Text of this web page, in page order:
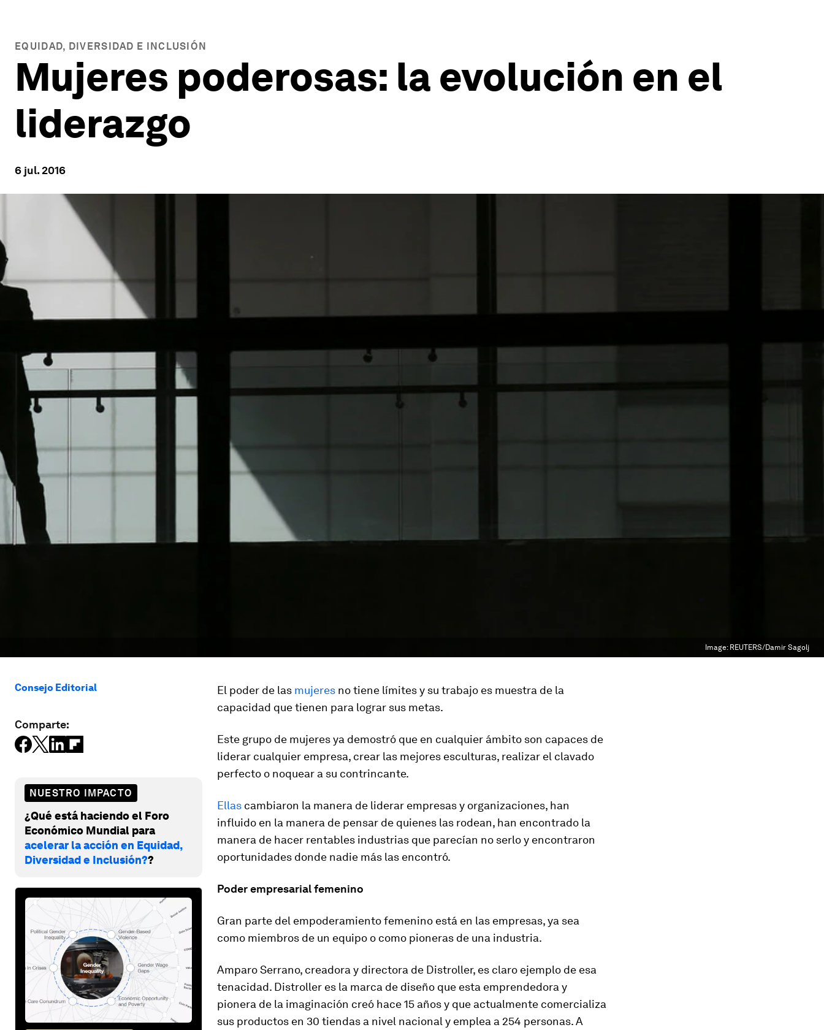
EQUIDAD, DIVERSIDAD E INCLUSIÓN
Mujeres poderosas: la evolución en el
liderazgo
6 jul. 2016
Image: REUTERS/Damir Sagolj
Consejo Editorial
Comparte:
NUESTRO IMPACTO
¿Qué está haciendo el Foro
Económico Mundial para
acelerar la acción en Equidad,
Diversidad e Inclusión??
El poder de las mujeres no tiene límites y su trabajo es muestra de la
capacidad que tienen para lograr sus metas.
Este grupo de mujeres ya demostró que en cualquier ámbito son capaces de
liderar cualquier empresa, crear las mejores esculturas, realizar el clavado
perfecto o noquear a su contrincante.
Ellas cambiaron la manera de liderar empresas y organizaciones, han
influido en la manera de pensar de quienes las rodean, han encontrado la
manera de hacer rentables industrias que parecían no serlo y encontraron
oportunidades donde nadie más las encontró.
Poder empresarial femenino
Gran parte del empoderamiento femenino está en las empresas, ya sea
como miembros de un equipo o como pioneras de una industria.
Amparo Serrano, creadora y directora de Distroller, es claro ejemplo de esa
tenacidad. Distroller es la marca de diseño que esta emprende­dora y
pionera de la imaginación creó hace 15 años y que actualmente comercializa
sus productos en 30 tiendas a nivel nacional y emplea a 254 personas. A